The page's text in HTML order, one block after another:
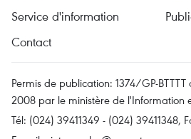
Service d'information
Contact
Permis de publication: 1374/GP-
2008 par le ministère de l'Information
Tél: (024) 39411349 - (024) 39411348,